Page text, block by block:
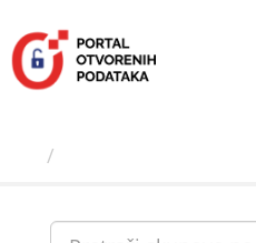
sadržaj